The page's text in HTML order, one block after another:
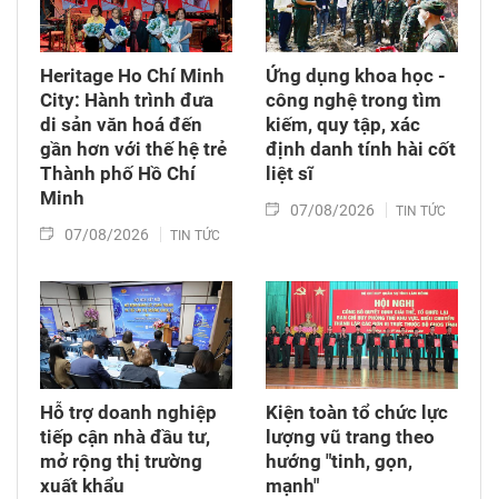
Heritage Ho Chí Minh
City: Hành trình đưa
di sản văn hoá đến
gần hơn với thế hệ trẻ
Thành phố Hồ Chí
Minh
07/08/2026 TIN TỨC
Ứng dụng khoa học -
công nghệ trong tìm
kiếm, quy tập, xác
định danh tính hài cốt
liệt sĩ
07/08/2026 TIN TỨC
Hỗ trợ doanh nghiệp
tiếp cận nhà đầu tư,
mở rộng thị trường
xuất khẩu
Kiện toàn tổ chức lực
lượng vũ trang theo
hướng "tinh, gọn,
mạnh"